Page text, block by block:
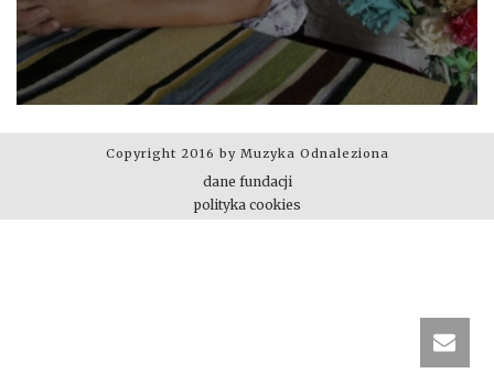
Copyright 2016 by Muzyka Odnaleziona
dane fundacji
polityka cookies